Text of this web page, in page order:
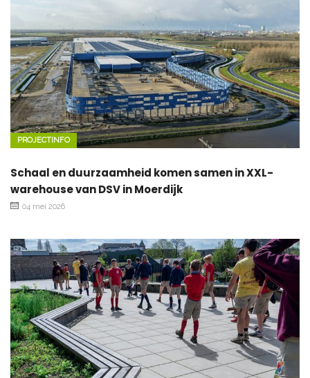
PROJECTINFO
Schaal en duurzaamheid komen samen in XXL-
warehouse van DSV in Moerdijk
04 mei 2026